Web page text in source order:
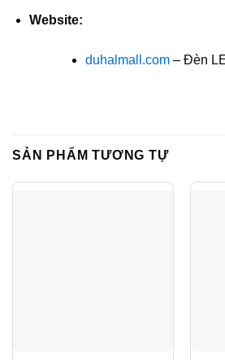
Website:
duhalmall.com– Đèn
SẢN PHẨM TƯƠNG TỰ